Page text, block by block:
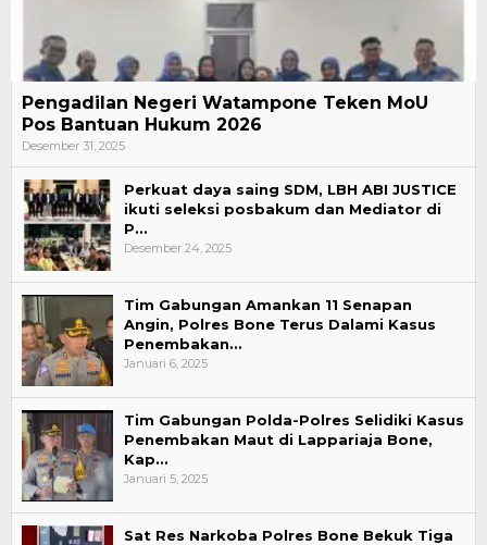
Pengadilan Negeri Watampone Teken MoU
Pos Bantuan Hukum 2026
Desember 31, 2025
Perkuat daya saing SDM, LBH ABI JUSTICE
ikuti seleksi posbakum dan Mediator di
P…
Desember 24, 2025
Tim Gabungan Amankan 11 Senapan
Angin, Polres Bone Terus Dalami Kasus
Penembakan…
Januari 6, 2025
Tim Gabungan Polda-Polres Selidiki Kasus
Penembakan Maut di Lappariaja Bone,
Kap…
Januari 5, 2025
Sat Res Narkoba Polres Bone Bekuk Tiga